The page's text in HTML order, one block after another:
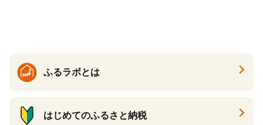
ふるラボとは
はじめてのふるさと納税